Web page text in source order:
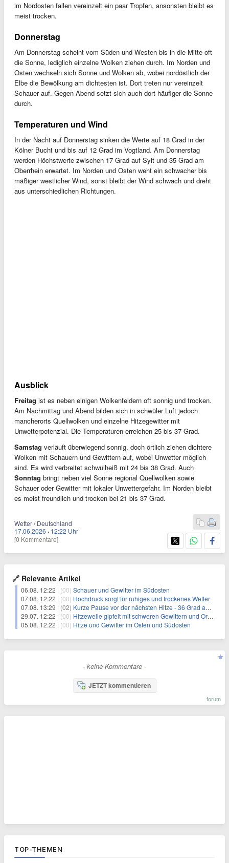
im Nordosten fallen vereinzelt ein paar Tropfen, ansonsten bleibt es
meist trocken.
Donnerstag
Am Donnerstag scheint vom Süden und Westen bis in die Mitte oft
die Sonne, lediglich einzelne Wolken ziehen durch. Im Norden und
Osten wechseln sich Sonne und Wolken ab, wobei nordöstlich der
Elbe die Bewölkung am dichtesten ist. Dort treten nur vereinzelt
Schauer auf. Gegen Abend setzt sich auch dort häufiger die Sonne
durch.
Temperaturen und Wind
In der Nacht auf Donnerstag sinken die Werte auf 18 Grad in der
Kölner Bucht und bis auf 12 Grad im Vogtland. Am Donnerstag
werden Höchstwerte zwischen 17 Grad auf Sylt und 35 Grad am
Oberrhein erwartet. Im Norden und Osten weht ein schwacher bis
mäßiger westlicher Wind, sonst bleibt der Wind schwach und dreht
aus unterschiedlichen Richtungen.
Ausblick
Freitag ist es neben einigen Wolkenfeldern oft sonnig und trocken.
Am Nachmittag und Abend bilden sich in schwüler Luft jedoch
mancherorts Quellwolken und einzelne Hitzegewitter mit
Unwetterpotenzial. Die Temperaturen erreichen 25 bis 37 Grad.
Samstag verläuft überwiegend sonnig, doch örtlich ziehen dichtere
Wolken mit Schauern und Gewittern auf, wobei Unwetter möglich
sind. Es wird verbreitet schwülheiß mit 24 bis 38 Grad. Auch
Sonntag bringt neben viel Sonne regional Quellwolken sowie
Schauer oder Gewitter mit lokaler Unwettergefahr. Im Norden bleibt
es meist freundlich und trocken bei 21 bis 37 Grad.
Wetter / Deutschland
17.06.2026 · 12:22 Uhr
[0 Kommentare]
🔗 Relevante Artikel
06.08. 12:22 | (00) Schauer und Gewitter im Südosten
07.08. 12:22 | (00) Hochdruck sorgt für ruhiges und trockenes Wetter
07.08. 13:29 | (02) Kurze Pause vor der nächsten Hitze - 36 Grad am Wochenende
29.07. 12:22 | (00) Hitzewelle gipfelt mit schweren Gewittern und Orkanböen
05.08. 12:22 | (00) Hitze und Gewitter im Osten und Südosten
- keine Kommentare -
JETZT kommentieren
forum
TOP-THEMEN